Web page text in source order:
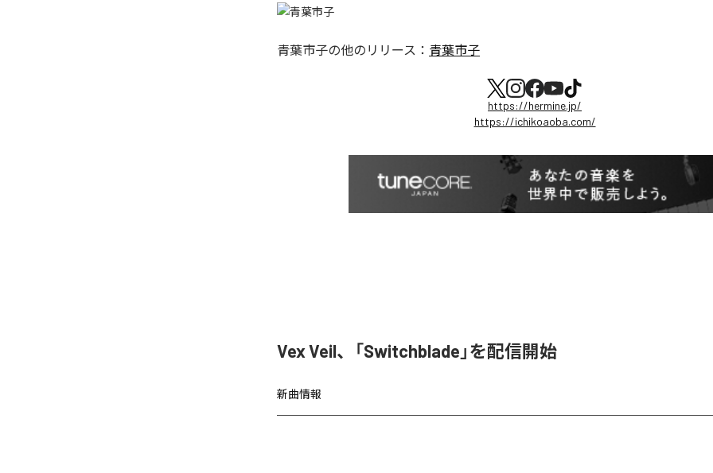
青葉市子の他のリリース： 青葉市子
https://hermine.jp/
https://ichikoaoba.com/
Vex Veil、「Switchblade」を配信開始
新曲情報